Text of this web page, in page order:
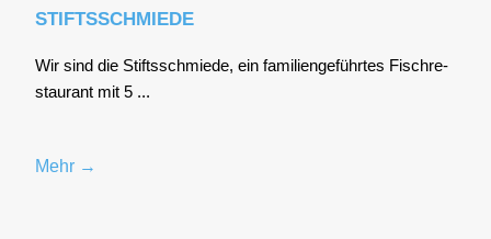
STIFTSSCHMIEDE
Wir sind die Stifts­schmie­de, ein fami­li­en­ge­führ­tes Fisch­re­
stau­rant mit 5 ...
Mehr →